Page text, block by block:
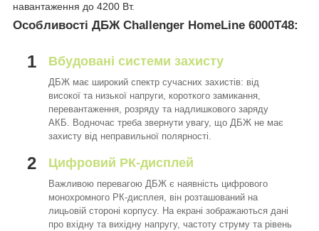
навантаження до 4200 Вт.
Особливості ДБЖ Challenger HomeLine 6000T48:
1 Вбудовані системи захисту
ДБЖ має широкий спектр сучасних захистів: від
високої та низької напруги, короткого замикання,
перевантаження, розряду та надлишкового заряду
АКБ. Водночас треба звернути увагу, що ДБЖ не має
захисту від неправильної полярності.
2 Цифровий РК-дисплей
Важливою перевагою ДБЖ є наявність цифрового
монохромного РК-дисплея, він розташований на
лицьовій стороні корпусу. На екрані зображаються дані
про вхідну та вихідну напругу, частоту струму та рівень